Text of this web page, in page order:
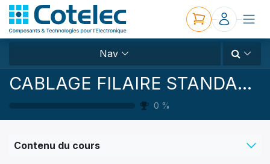
Nav
CABLAGE FILAIRE STANDARD ET CUSTOM
0 %
Contenu du cours